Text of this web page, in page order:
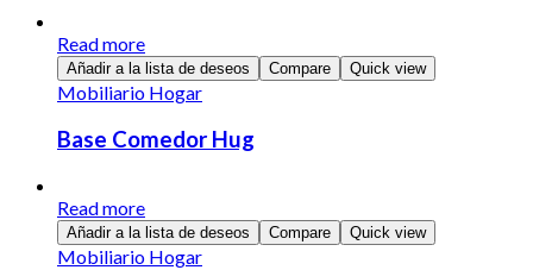
Read more
Añadir a la lista de deseos Compare Quick view
Mobiliario Hogar
Base Comedor Hug
Read more
Añadir a la lista de deseos Compare Quick view
Mobiliario Hogar